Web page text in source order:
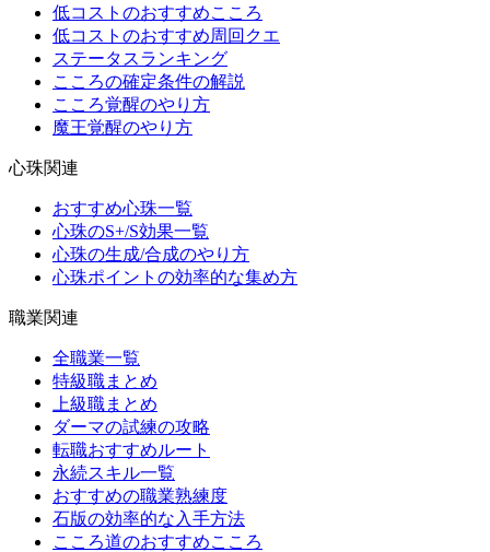
低コストのおすすめこころ
低コストのおすすめ周回クエ
ステータスランキング
こころの確定条件の解説
こころ覚醒のやり方
魔王覚醒のやり方
心珠関連
おすすめ心珠一覧
心珠のS+/S効果一覧
心珠の生成/合成のやり方
心珠ポイントの効率的な集め方
職業関連
全職業一覧
特級職まとめ
上級職まとめ
ダーマの試練の攻略
転職おすすめルート
永続スキル一覧
おすすめの職業熟練度
石版の効率的な入手方法
こころ道のおすすめこころ